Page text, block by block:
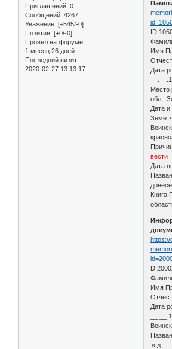
Приглашений: 0
Сообщений: 4267
Уважение: [+545/-0]
Позитив: [+0/-0]
Провел на форуме:
1 месяц 26 дней
Последний визит:
2020-02-27 13:13:17
ID
Имя
Дата
Место
обл.,
Дата
вести
Дата
Книга
https://
D
Имя
Дата
зсд